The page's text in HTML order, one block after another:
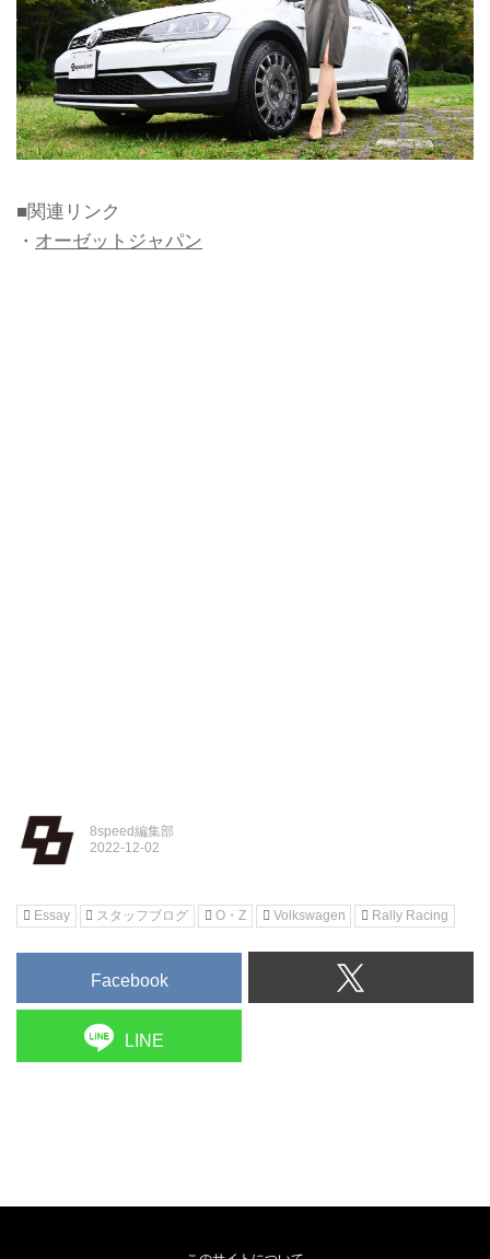
■関連リンク
・ オーゼットジャパン
8speed編集部
Essay スタッフブログ O・Z Volkswagen Rally Racing
Facebook
LINE